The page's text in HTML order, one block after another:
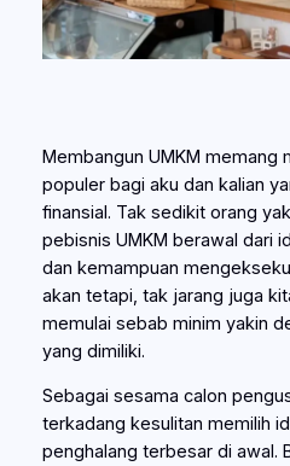
Membangun UMKM memang
populer bagi aku dan kalian
finansial. Tak sedikit orang
pebisnis UMKM berawal dari
dan kemampuan
akan tetapi, tak jarang juga
memulai sebab minim yakin
yang dimiliki.
Sebagai sesama calon
terkadang kesulitan memilih
penghalang terbesar di awal.